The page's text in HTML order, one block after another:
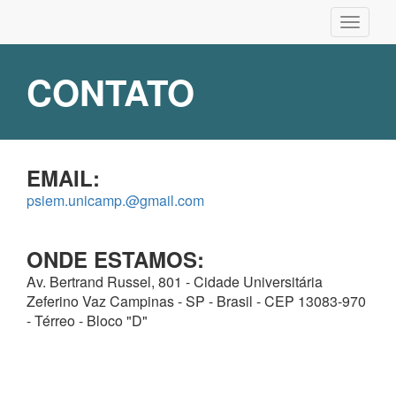
o
principal
Toggle
CONTATO
EMAIL:
psiem.unicamp.@gmail.com
ONDE ESTAMOS:
Av. Bertrand Russel, 801 - Cidade Universitária
Zeferino Vaz Campinas - SP - Brasil - CEP 13083-970
- Térreo - Bloco "D"